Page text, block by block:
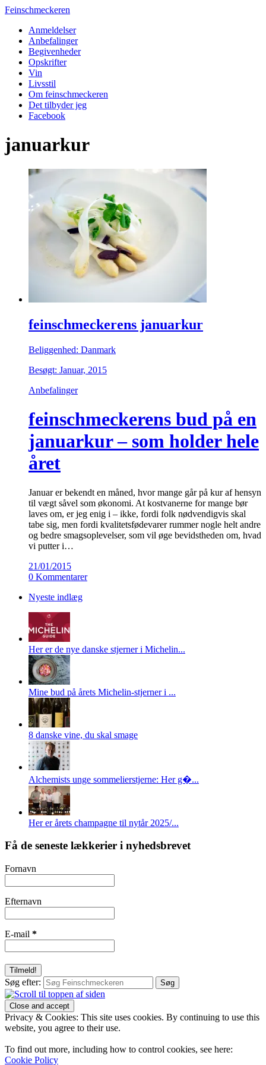
Feinschmeckeren
Anmeldelser
Anbefalinger
Begivenheder
Opskrifter
Vin
Livsstil
Om feinschmeckeren
Det tilbyder jeg
Facebook
januarkur
feinschmeckerens januarkur
Beliggenhed: Danmark
Besøgt: Januar, 2015
Anbefalinger
feinschmeckerens bud på en
januarkur – som holder hele
året
Januar er bekendt en måned, hvor mange går på kur af hensyn
til vægt såvel som økonomi. At kostvanerne for mange bør
laves om, er jeg enig i – ikke, fordi folk nødvendigvis skal
tabe sig, men fordi kvalitetsfødevarer rummer nogle helt andre
og bedre smagsoplevelser, som vil øge bevidstheden om, hvad
vi putter i…
21/01/2015
0 Kommentarer
Nyeste indlæg
Her er de nye danske stjerner i Michelin...
Mine bud på årets Michelin-stjerner i ...
8 danske vine, du skal smage
Alchemists unge sommelierstjerne: Her g�...
Her er årets champagne til nytår 2025/...
Få de seneste lækkerier i nyhedsbrevet
Fornavn
Efternavn
E-mail *
Søg efter:
Privacy & Cookies: This site uses cookies. By continuing to use this
website, you agree to their use.
To find out more, including how to control cookies, see here:
Cookie Policy